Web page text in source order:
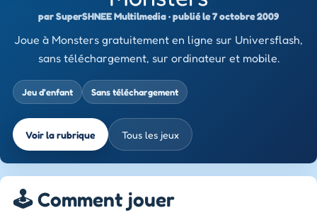
par SuperSHNEE Multilmedia · publié le 7 octobre 2009
Joue à Monsters gratuitement en ligne sur Universflash,
sans téléchargement, sur ordinateur et mobile.
Jeu d’enfant Sans téléchargement
Voir la rubrique Tous les jeux
🕹️ Comment jouer